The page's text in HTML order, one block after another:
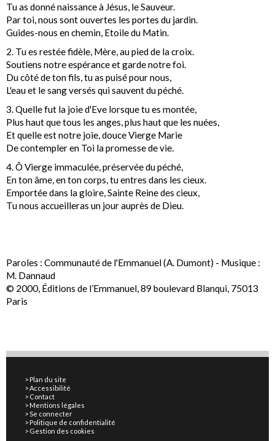
Tu as donné naissance à Jésus, le Sauveur.
Par toi, nous sont ouvertes les portes du jardin.
Guides-nous en chemin, Etoile du Matin.
2. Tu es restée fidèle, Mère, au pied de la croix.
Soutiens notre espérance et garde notre foi.
Du côté de ton fils, tu as puisé pour nous,
L'eau et le sang versés qui sauvent du péché.
3. Quelle fut la joie d'Eve lorsque tu es montée,
Plus haut que tous les anges, plus haut que les nuées,
Et quelle est notre joie, douce Vierge Marie
De contempler en Toi la promesse de vie.
4. Ô Vierge immaculée, préservée du péché,
En ton âme, en ton corps, tu entres dans les cieux.
Emportée dans la gloire, Sainte Reine des cieux,
Tu nous accueilleras un jour auprès de Dieu.
Paroles : Communauté de l'Emmanuel (A. Dumont) - Musique :
M. Dannaud
© 2000, Éditions de l’Emmanuel, 89 boulevard Blanqui, 75013
Paris
Plan du site
Accessibilité
Contact
Mentions légales
Se connecter
Politique de confidentialité
Gestion des cookies